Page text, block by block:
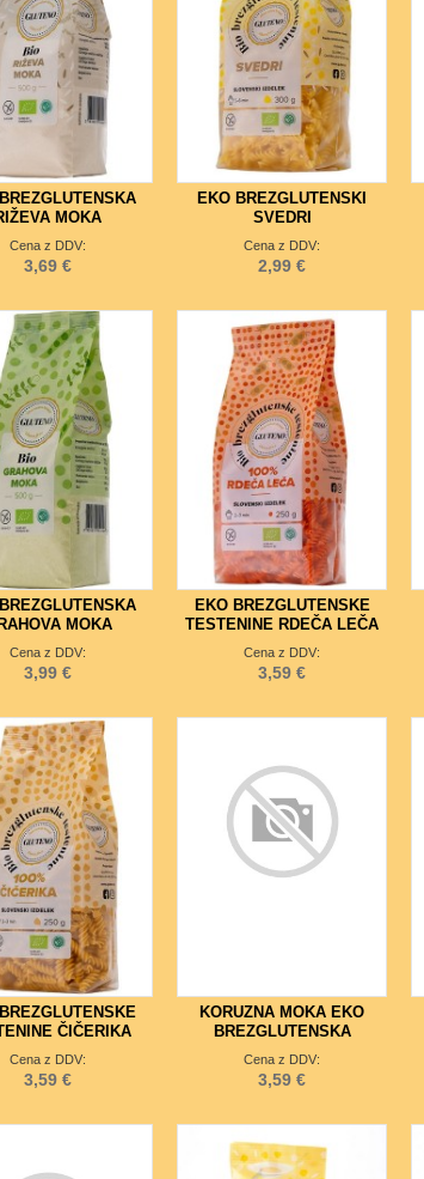
MOKA
Cena z DDV:
3,69 €
EKO BREZGLUTENSKI
SVEDRI
Cena z DDV:
2,99 €
MOKA
Cena z DDV:
3,99 €
EKO BREZGLUTENSKE
TESTENINE RDEČA LEČA
Cena z DDV:
3,59 €
ČIČERIKA
Cena z DDV:
3,59 €
KORUZNA MOKA EKO
BREZGLUTENSKA
Cena z DDV:
3,59 €